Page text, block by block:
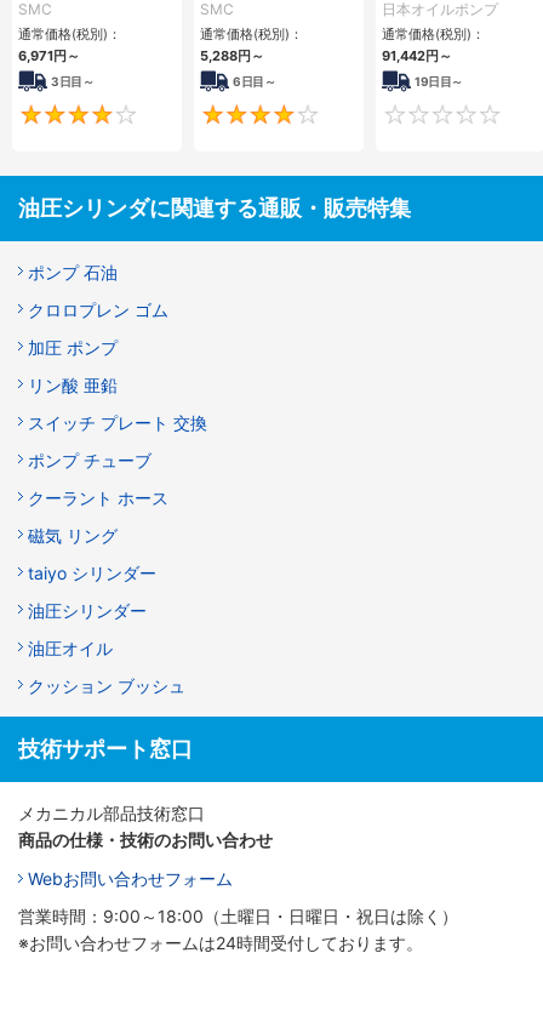
SMC
通常価格(税別)：
6,971円 ～
3日目～
4
SMC
通常価格(税別)：
5,288円 ～
6日目～
4
ター
日本オイルポンプ
通常価格(税別)：
91,442円 ～
19日目～
油圧シリンダに関連する通販・販売特集
ポンプ 石油
クロロプレン ゴム
加圧 ポンプ
リン酸 亜鉛
スイッチ プレート 交換
ポンプ チューブ
クーラント ホース
磁気 リング
taiyo シリンダー
油圧シリンダー
油圧オイル
クッション ブッシュ
技術サポート窓口
メカニカル部品技術窓口
商品の仕様・技術のお問い合わせ
Webお問い合わせフォーム
営業時間：9:00～18:00（土曜日・日曜日・祝日は除く）
※お問い合わせフォームは24時間受付しております。